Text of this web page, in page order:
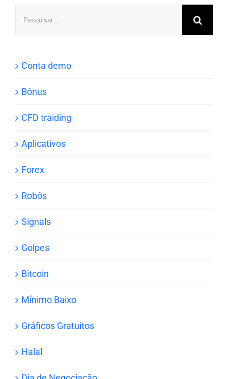
Conta demo
Bônus
CFD traiding
Aplicativos
Forex
Robôs
Signals
Golpes
Bitcoin
Mínimo Baixo
Gráficos Gratuitos
Halal